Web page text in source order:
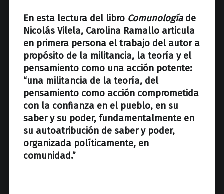
En estalectura del libro Comunologíade
Nicolás Vilela, Carolina Ramallo articula
en primera persona el trabajo del autor a
propósito de la militancia, la teoría y el
pensamiento como una acción potente:
“una militancia de la teoría, del
pensamiento como acción comprometida
con la confianza en el pueblo, en su
saber y su poder, fundamentalmente en
su autoatribución de saber y poder,
organizada políticamente, en
comunidad.”